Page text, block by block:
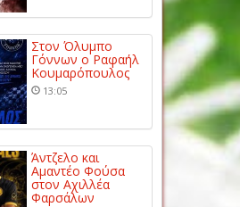
Στον Όλυμπο
Γόννων ο Ραφαήλ
Κουμαρόπουλος
13:05
Άντζελο και
Αμαντέο Φούσα
στον Αχιλλέα
Φαρσάλων